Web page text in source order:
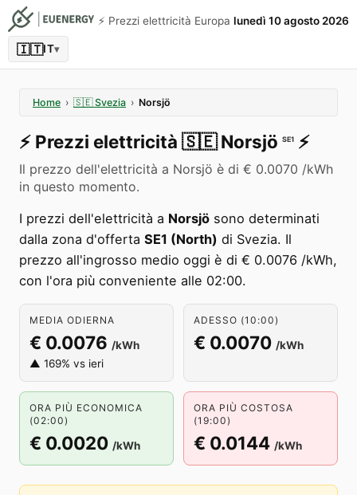
⚡️ Prezzi elettricità Europa lunedì 10 agosto 2026
🇮🇹IT▾
Home › 🇸🇪 Svezia › Norsjö
⚡️ Prezzi elettricità 🇸🇪 Norsjö SE1 ⚡️
Il prezzo dell'elettricità a Norsjö è di € 0.0070 /kWh
in questo momento.
I prezzi dell'elettricità a Norsjö sono determinati
dalla zona d'offerta SE1 (North) di Svezia. Il
prezzo all'ingrosso medio oggi è di € 0.0076 /kWh,
con l'ora più conveniente alle 02:00.
MEDIA ODIERNA
€ 0.0076 /kWh
▲ 169% vs ieri
ADESSO (10:00)
€ 0.0070 /kWh
ORA PIÙ ECONOMICA
(02:00)
€ 0.0020 /kWh
ORA PIÙ COSTOSA
(19:00)
€ 0.0144 /kWh